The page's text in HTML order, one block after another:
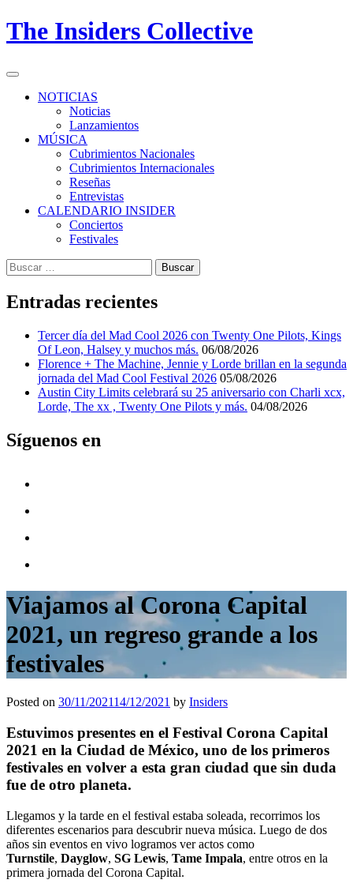
Skip
to
The Insiders Collective
Primary
NOTICIAS
Noticias
Lanzamientos
MÚSICA
Cubrimientos Nacionales
Cubrimientos Internacionales
Reseñas
Entrevistas
CALENDARIO INSIDER
Conciertos
Festivales
Buscar:
Entradas recientes
Tercer día del Mad Cool 2026 con Twenty One Pilots, Kings
Of Leon, Halsey y muchos más. 06/08/2026
Florence + The Machine, Jennie y Lorde brillan en la segunda
jornada del Mad Cool Festival 2026 05/08/2026
Austin City Limits celebrará su 25 aniversario con Charli xcx,
Lorde, The xx , Twenty One Pilots y más. 04/08/2026
Síguenos en
Viajamos al Corona Capital
2021, un regreso grande a los
festivales
Posted on 30/11/202114/12/2021 by Insiders
Estuvimos presentes en el Festival Corona Capital
2021 en la Ciudad de México, uno de los primeros
festivales en volver a esta gran ciudad que sin duda
fue de otro planeta.
Llegamos y la tarde en el festival estaba soleada, recorrimos los
diferentes escenarios para descubrir nueva música. Luego de dos
años sin eventos en vivo logramos ver actos como
Turnstile, Dayglow, SG Lewis, Tame Impala, entre otros en la
primera jornada del Corona Capital.